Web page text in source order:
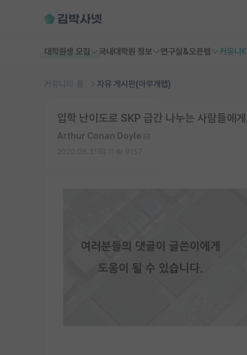
대학원생 모집 국내대학원 정보 연구실&오픈랩 커뮤니티
커뮤니티 홈 자유 게시판(아무개랩)
입학 난이도로 SKP 급간 나누는 사람들에게
Arthur Conan Doyle